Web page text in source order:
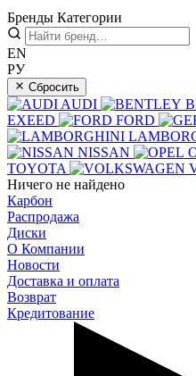
Бренды Категории
EN
РУ
Сбросить
AUDI
EXEED
FORD
NISSAN
TOYOTA
Ничего не найдено
Карбон
Распродажа
Диски
О Компании
Новости
Доставка и оплата
Возврат
Кредитование